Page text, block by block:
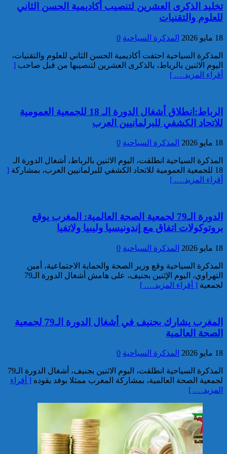
خبير: “البيعة الإلكترونية” تكشف
تحول الإرهاب الرقمي بعد تفكيك
خلية داعشية بتطوان
تركيا:القضاء يأمر بحبس رئيس
الإفريقي ل”داعش”: ضبط عبوة
بضواحي الرباط
إحباط مخطط إرهابي بالغ
الخطورة كان يستهدف المغرب
بتكليف وتحريض مباشر من قيادي
بارز في تنظيم “داعش” بمنطقة
الساحل الإفريقي
تخليد الذكرى العشرين لتنصيب أكاديمية الحسن الثاني
للعلوم والتقنيات
18 مايو 2026 المذكرة السياحية 0
المذكرة السياحية احتفت أكاديمية الحسن الثاني للعلوم والتقنيات،
اليوم الاثنين بالرباط، بالذكرى العشرين لتنصيبها من قبل صاحب [
أقراء المزيد…. ]
الرباط:انطلاق أشغال الدورة الـ 18 للجمعية العمومية
للاتحاد الكشفي للبرلمانيين العرب
18 مايو 2026 المذكرة السياحية 0
المذكرة السياحية انطلقت، اليوم الاثنين بالرباط، أشغال الدورة الـ
18 للجمعية العمومية للاتحاد الكشفي للبرلمانيين العرب، بمشاركة
[
أقراء المزيد…. ]
الدورة الـ79 لجمعية الصحة العالمية: المغرب يوقع
بروتوكولات اتفاق مع إندونيسيا وليبيا ولاتفيا
18 مايو 2026 المذكرة السياحية 0
المذكرة السياحية وقع وزير الصحة والحماية الاجتماعية، أمين
التهراوي، اليوم الإثنين بجنيف، على هامش أشغال الدورة الـ79
لجمعية [ أقراء المزيد…. ]
المغرب يشارك بجنيف في أشغال الدورة الـ79 لجمعية
الصحة العالمية
18 مايو 2026 المذكرة السياحية 0
المذكرة السياحية انطلقت، اليوم الاثنين بجنيف، أشغال الدورة الـ79
لجمعية الصحة العالمية، بمشاركة المغرب ممثلا بوفد يقوده [ أقراء
المزيد…. ]